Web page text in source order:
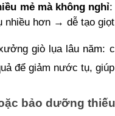
mẻ mà không nghỉ:
nhiều hơn → dễ tạo
giò lụa lâu năm:
để giảm nước tụ,
bảo dưỡng